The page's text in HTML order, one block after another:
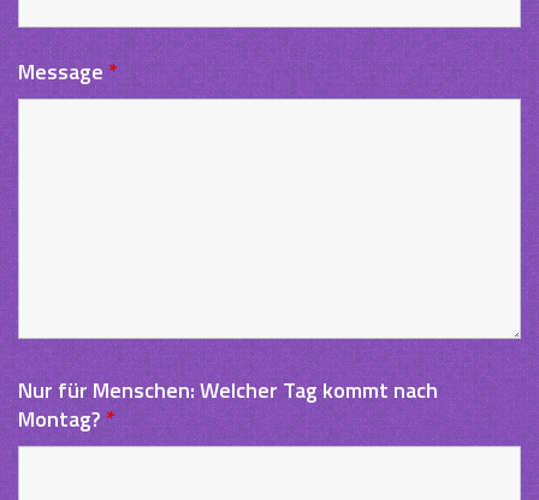
Message*
Nur für Menschen: Welcher Tag kommt nach
Montag?*